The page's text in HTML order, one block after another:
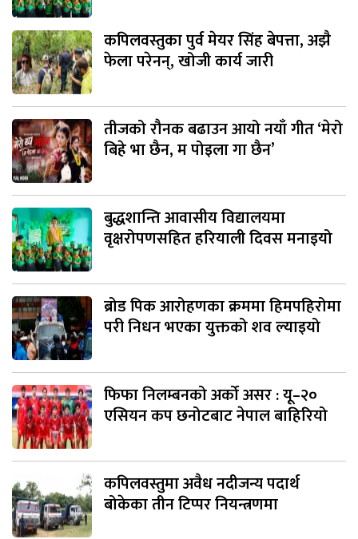
कपिलवस्तुका पुर्व मेयर सिंह बेपत्ता, अझै
फेला परेनन्, खोजी कार्य जारी
तीजको रौनक बढाउन आयो नयाँ गीत ‘मेरो
बिहे भा छैन, म पोइला गा छैन’
बुद्धशान्ति आवासीय विद्यालयमा
वृक्षरोपणसहित हरियाली दिवस मनाइयो
ब्रोड पिक आरोहणका क्रममा हिमपहिरोमा
परी निधन भएका युक्तको शव ल्याइयो
फिफा निलम्बनको अर्को असर : यू–२०
एसियन कप छनोटबाट नेपाल बाहिरियो
कपिलवस्तुमा अवैध नदीजन्य पदार्थ
बोकेका तीन टिप्पर नियन्त्रणमा